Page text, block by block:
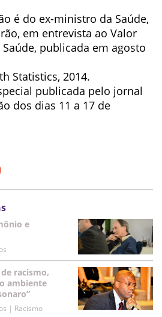
é do ex-ministro da Saúde,
em entrevista ao Valor
publicada em agosto
Statistics, 2014.
publicada pelo jornal
dos dias 11 a 17 de
e
racismo,
ambiente
| Racismo